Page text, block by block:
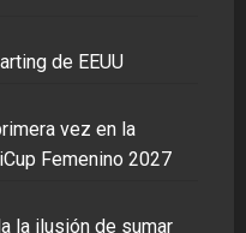
de EEUU
vez en la
Femenino 2027
la ilusión de sumar